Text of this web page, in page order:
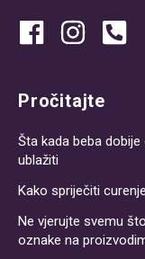
Pročitajte
Šta kada beba
ublažiti
Kako spriječiti
Ne vjerujte svemu
oznake na